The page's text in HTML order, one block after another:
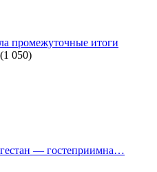
промежуточные итоги
(1 050)
— гостеприимна…